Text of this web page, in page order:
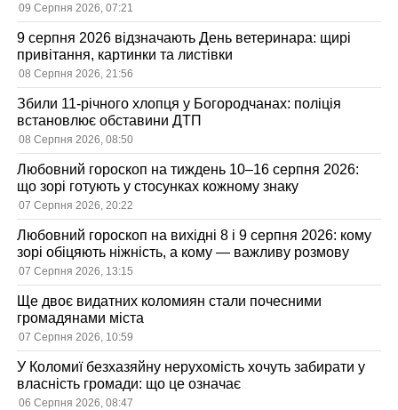
09 Серпня 2026, 07:21
9 серпня 2026 відзначають День ветеринара: щирі
привітання, картинки та листівки
08 Серпня 2026, 21:56
Збили 11-річного хлопця у Богородчанах: поліція
встановлює обставини ДТП
08 Серпня 2026, 08:50
Любовний гороскоп на тиждень 10–16 серпня 2026:
що зорі готують у стосунках кожному знаку
07 Серпня 2026, 20:22
Любовний гороскоп на вихідні 8 і 9 серпня 2026: кому
зорі обіцяють ніжність, а кому — важливу розмову
07 Серпня 2026, 13:15
Ще двоє видатних коломиян стали почесними
громадянами міста
07 Серпня 2026, 10:59
У Коломиї безхазяйну нерухомість хочуть забирати у
власність громади: що це означає
06 Серпня 2026, 08:47